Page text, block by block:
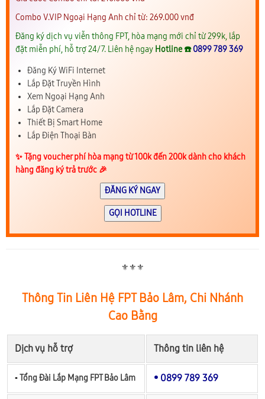
Combo V.VIP Ngoại Hạng Anh chỉ từ: 269.000 vnđ
Đăng ký dịch vụ viễn thông FPT, hòa mạng mới chỉ từ 299k, lắp
đặt miễn phí, hỗ trợ 24/7. Liên hệ ngay Hotline ☎️0899 789 369
Đăng Ký WiFi Internet
Lắp Đặt Truyền Hình
Xem Ngoại Hạng Anh
Lắp Đặt Camera
Thiết Bị Smart Home
Lắp Điện Thoại Bàn
✨️ Tặng voucher phí hòa mạng từ 100k đến 200k dành cho khách
hàng đăng ký trả trước 🎉
ĐĂNG KÝ NGAY
GỌI HOTLINE
⚜️⚜️⚜️
Thông Tin Liên Hệ FPT Bảo Lâm, Chi Nhánh
Cao Bằng
Dịch vụ hỗ trợ Thông tin liên hệ
▪︎ Tổng Đài Lắp Mạng FPT Bảo Lâm • 0899 789 369